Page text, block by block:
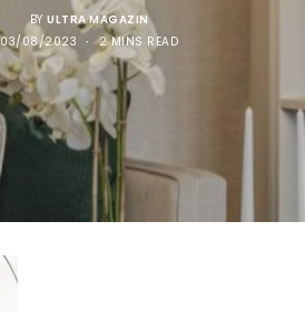
BY ULTRA MAGAZIN
03/08/2023
2 MINS READ